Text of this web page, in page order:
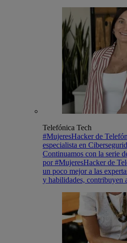
Telefónica Tech
#MujeresHacker de
especialista en
Continuamos con la serie
por #MujeresHacker de
un poco mejor a las
y habilidades, contribuyen